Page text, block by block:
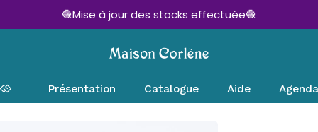
🧶Mise à jour des stocks effectuée🧶
Présentation Catalogue Aide Agenda